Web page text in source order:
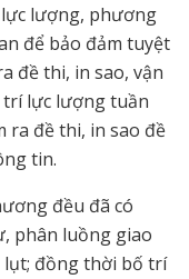
lượng, phương
để bảo đảm tuyệt
đề thi, in sao, vận
trí lực lượng tuần
ra đề thi, in sao đề
tin.
đều đã có
phân luồng giao
lụt; đồng thời bố trí